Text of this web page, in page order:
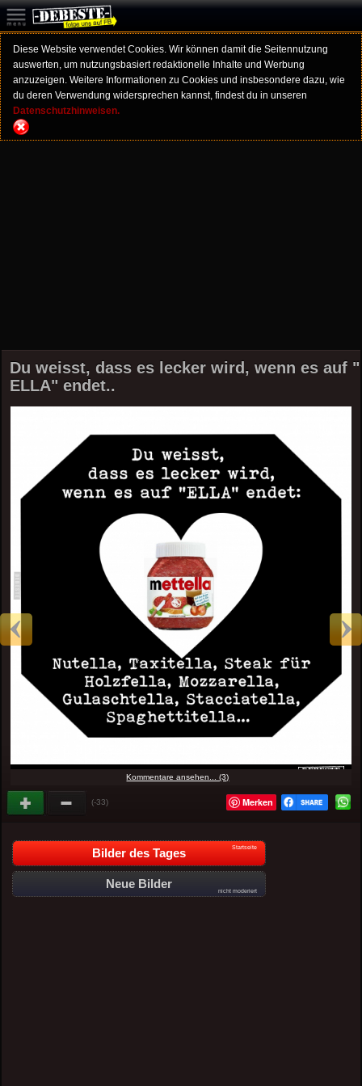
Diese Website verwendet Cookies. Wir können damit die Seitennutzung
auswerten, um nutzungsbasiert redaktionelle Inhalte und Werbung
anzuzeigen. Weitere Informationen zu Cookies und insbesondere dazu, wie
du deren Verwendung widersprechen kannst, findest du in unseren
Datenschutzhinweisen.
Du weisst, dass es lecker wird, wenn es auf "
ELLA" endet..
Kommentare ansehen... (3)
(-33) Merken
Bilder des Tages Startseite
Neue Bilder
nicht moderiert